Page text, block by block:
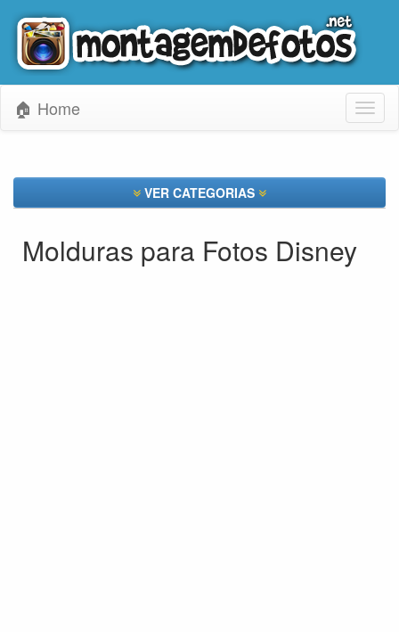
🏠 Home
VER CATEGORIAS
Molduras para Fotos Disney